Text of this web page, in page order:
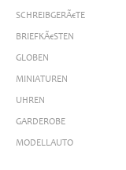
SCHREIBGERÃ€TE
BRIEFKÃ€STEN
GLOBEN
MINIATUREN
UHREN
GARDEROBE
MODELLAUTO